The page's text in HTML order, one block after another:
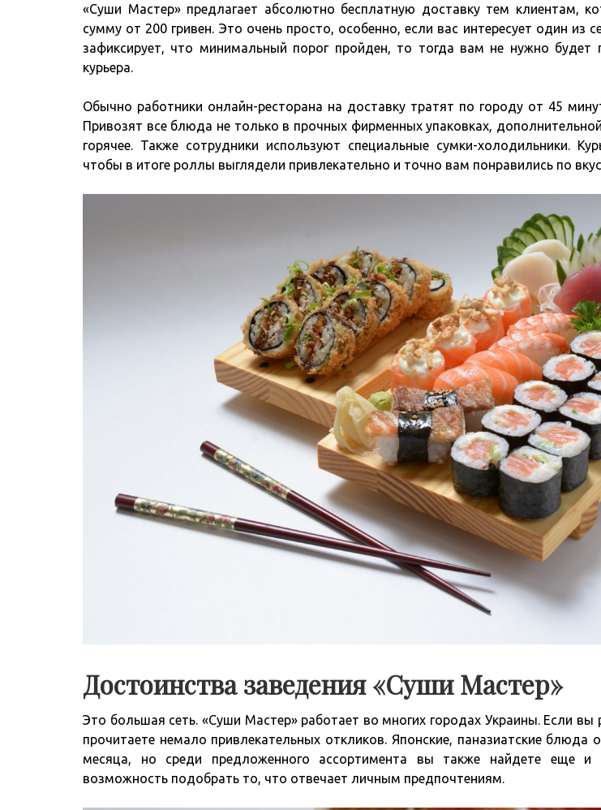
«Суши Мастер» предлагает абсолютно бесплатную доставку тем клиентам,
сумму от 200 гривен. Это очень просто, особенно, если вас интересует один из
зафиксирует, что минимальный порог пройден, то тогда вам не нужно будет
курьера.
Обычно работники онлайн-ресторана на доставку тратят по городу от 45
Привозят все блюда не только в прочных фирменных упаковках,
горячее. Также сотрудники используют специальные сумки-холодильники.
чтобы в итоге роллы выглядели привлекательно и точно вам понравились по
Достоинства заведения «Суши Мастер»
Это большая сеть. «Суши Мастер» работает во многих городах Украины. Если
прочитаете немало привлекательных откликов. Японские, паназиатские
месяца, но среди предложенного ассортимента вы также найдете еще и
возможность подобрать то, что отвечает личным предпочтениям.